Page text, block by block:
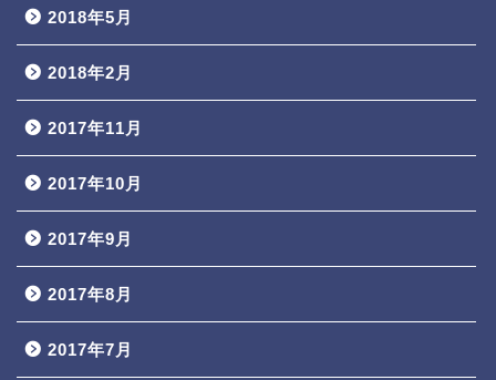
2018年5月
2018年2月
2017年11月
2017年10月
2017年9月
2017年8月
2017年7月